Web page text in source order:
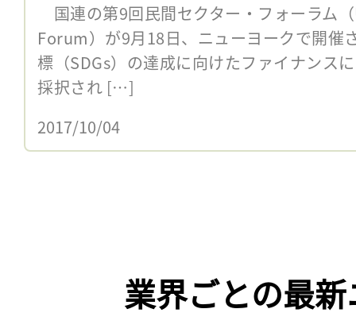
国連の第9回民間セクター・フォーラム
Forum）が9月18日、ニューヨークで開催
標（SDGs）の達成に向けたファイナンス
採択され […]
2017/10/04
業界ごとの最